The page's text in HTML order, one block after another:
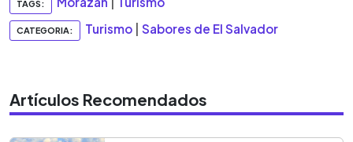
TAGS:
CATEGORIA: Turismo Sabores de El Salvador
Artículos Recomendados